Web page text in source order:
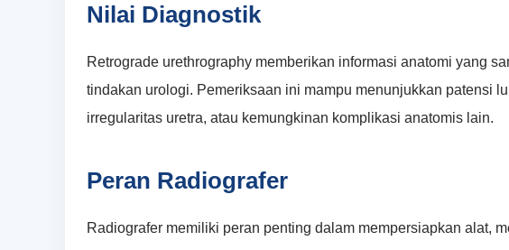
Nilai Diagnostik
Retrograde urethrography memberikan informasi anatomi yang
tindakan urologi. Pemeriksaan ini mampu menunjukkan patensi
irregularitas uretra, atau kemungkinan komplikasi anatomis lain.
Peran Radiografer
Radiografer memiliki peran penting dalam mempersiapkan alat,